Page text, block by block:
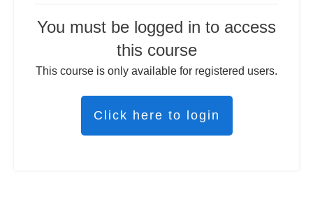
You must be logged in to access
this course
This course is only available for registered users.
Click here to login